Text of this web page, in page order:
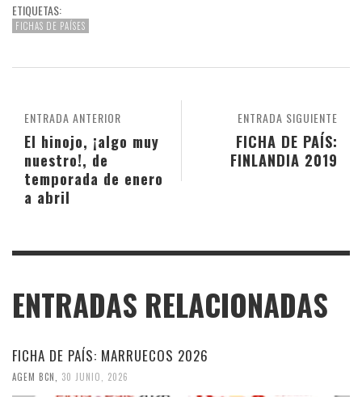
ETIQUETAS:
FICHAS DE PAÍSES
ENTRADA SIGUIENTE
FICHA DE PAÍS:
FINLANDIA 2019
ENTRADA ANTERIOR
El hinojo, ¡algo muy
nuestro!, de
temporada de enero
a abril
ENTRADAS RELACIONADAS
FICHA DE PAÍS: MARRUECOS 2026
AGEM BCN, 30 JUNIO, 2026